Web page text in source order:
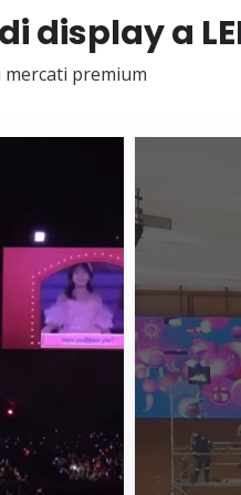
display a
mercati premium